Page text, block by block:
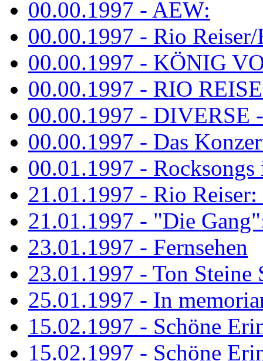
00.00.1997 - AEW:
00.00.1997 - Rio Reiser/
00.00.1997 - KÖNIG
00.00.1997 - RIO
00.00.1997 - DIVERSE
00.00.1997 - Das
00.01.1997 -
21.01.1997 - Rio
21.01.1997 - "Die
23.01.1997 - Fernsehen
23.01.1997 - Ton Steine
25.01.1997 - In
15.02.1997 - Schöne
15.02.1997 - Schöne